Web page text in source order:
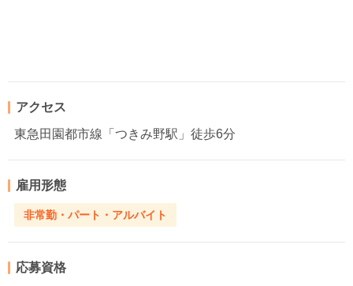
アクセス
東急田園都市線「つきみ野駅」徒歩6分
雇用形態
非常勤・パート・アルバイト
応募資格